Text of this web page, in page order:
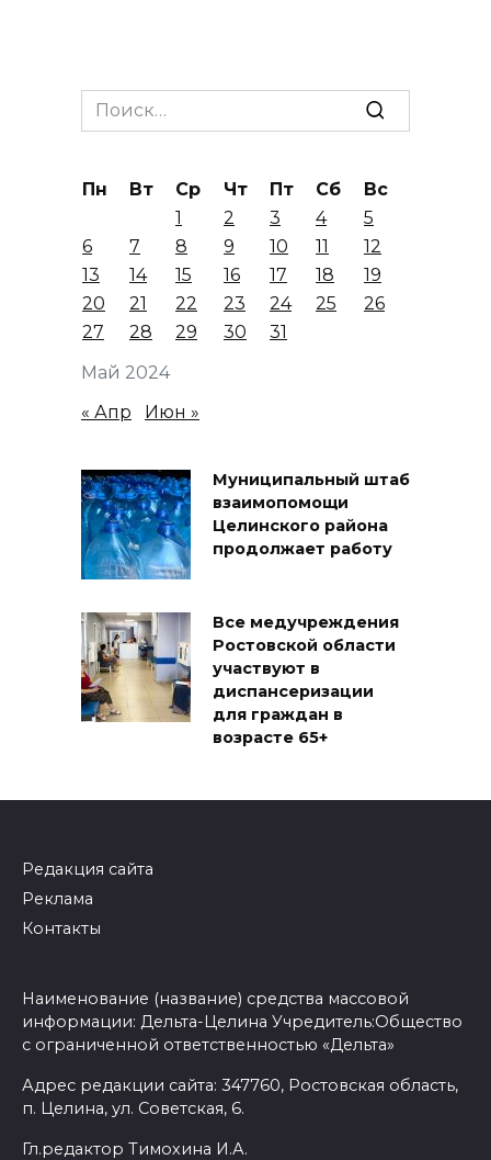
Search
for:
Май 2024
Пн Вт Ср Чт Пт Сб
Вс
1
2 3 4
5
6
7 8 9 10 11
12
13
14 15 16 17 18
19
20
21 22 23 24 25
26
27
28 29 30 31
« Апр Июн »
Муниципальный штаб
взаимопомощи
Целинского района
продолжает работу
Все медучреждения
Ростовской области
участвуют в
диспансеризации
для граждан в
возрасте 65+
Редакция сайта
Реклама
Контакты
Наименование (название) средства массовой
информации: Дельта-Целина Учредитель:Общество
с ограниченной ответственностью «Дельта»
Адрес редакции сайта: 347760, Ростовская область,
п. Целина, ул. Советская, 6.
Гл.редактор Тимохина И.А.